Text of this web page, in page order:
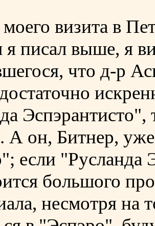
визита в
я писал выше, я
что д-р
Эспэрантисто",
А он, Битнер,
если "Русланда
большого
несмотря на